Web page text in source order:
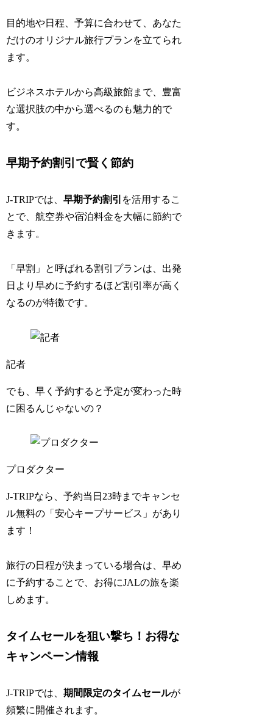
目的地や日程、予算に合わせて、あなた
だけのオリジナル旅行プランを立てられ
ます。
ビジネスホテルから高級旅館まで、豊富
な選択肢の中から選べるのも魅力的で
す。
早期予約割引で賢く節約
J-TRIPでは、早期予約割引 を活用するこ
とで、航空券や宿泊料金を大幅に節約で
きます。
「早割」と呼ばれる割引プランは、出発
日より早めに予約するほど割引率が高く
なるのが特徴です。
記者
でも、早く予約すると予定が変わった時
に困るんじゃないの？
プロダクター
J-TRIPなら、予約当日23時までキャンセ
ル無料の「安心キープサービス」があり
ます！
旅行の日程が決まっている場合は、早め
に予約することで、お得にJALの旅を楽
しめます。
タイムセールを狙い撃ち！お得な
キャンペーン情報
J-TRIPでは、期間限定のタイムセールが
頻繁に開催されます。